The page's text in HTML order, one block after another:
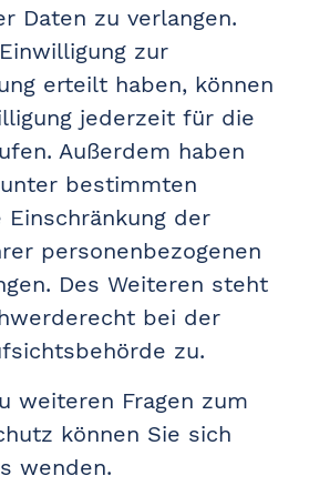
Daten zu verlangen.
zur
erteilt haben, können
jederzeit für die
Außerdem haben
bestimmten
Einschränkung der
personenbezogenen
Des Weiteren steht
bei der
zu.
weiteren Fragen zum
können Sie sich
wenden.